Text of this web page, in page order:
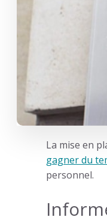
La mise en
gagner du
personnel.